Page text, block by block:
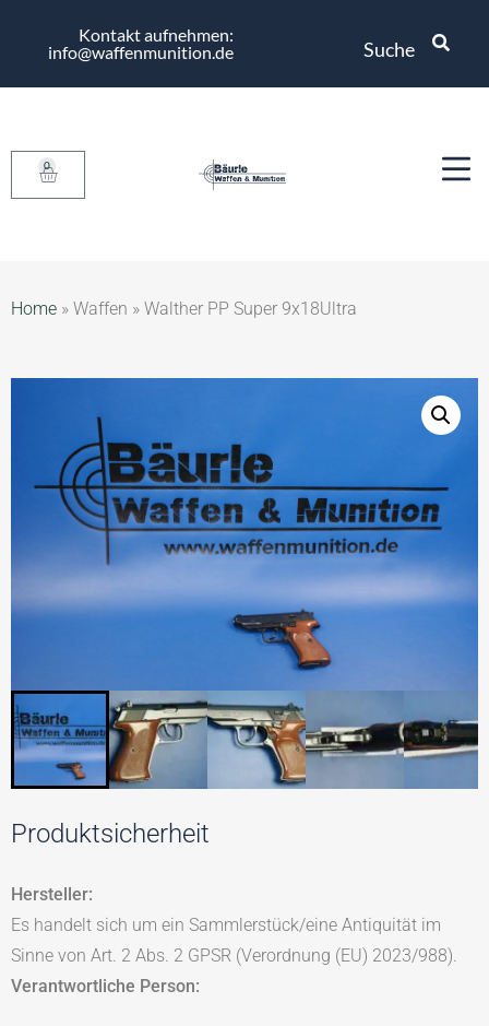
Kontakt aufnehmen:
info@waffenmunition.de
Suche
0
Home » Waffen » Walther PP Super 9x18Ultra
Produktsicherheit
Hersteller:
Es handelt sich um ein Sammlerstück/eine Antiquität im
Sinne von Art. 2 Abs. 2 GPSR (Verordnung (EU) 2023/988).
Verantwortliche Person: